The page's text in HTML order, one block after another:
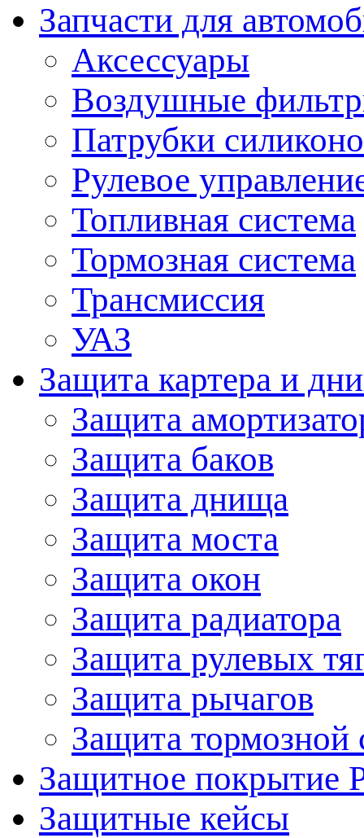
Запчасти для
Аксессуары
Воздушные
Патрубки
Рулевое
Топливная система
Тормозная система
Трансмиссия
УАЗ
Защита картера и
Защита
Защита баков
Защита днища
Защита моста
Защита окон
Защита радиатора
Защита рулевых
Защита рычагов
Защита тормозной
Защитное покрытие
Защитные кейсы